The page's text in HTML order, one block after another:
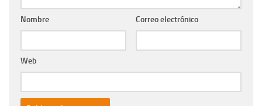
Nombre Correo electrónico
Web